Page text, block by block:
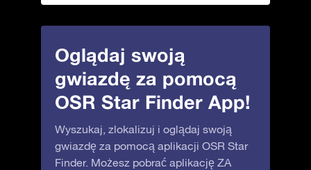
Oglądaj swoją
gwiazdę za pomocą
OSR Star Finder App!
Wyszukaj, zlokalizuj i oglądaj swoją
gwiazdę za pomocą aplikacji OSR Star
Finder. Możesz pobrać aplikację ZA